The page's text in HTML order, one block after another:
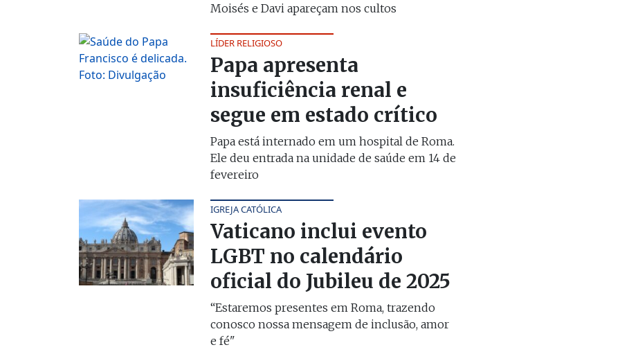
Moisés e Davi apareçam nos cultos
LÍDER RELIGIOSO
Papa apresenta
insuficiência renal e
segue em estado crítico
Papa está internado em um hospital de Roma.
Ele deu entrada na unidade de saúde em 14 de
fevereiro
IGREJA CATÓLICA
Vaticano inclui evento
LGBT no calendário
oficial do Jubileu de 2025
“Estaremos presentes em Roma, trazendo
conosco nossa mensagem de inclusão, amor
e fé"